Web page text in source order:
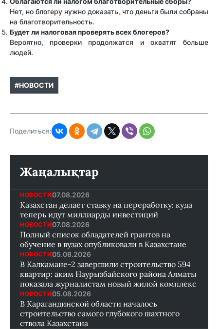
Нет, но блогеру нужно доказать, что деньги были собраны
на благотворительность.
Будет ли налоговая проверять всех блогеров?
Вероятно, проверки продолжатся и охватят больше
людей.
#НОВОСТИ
Поделиться:
Жаңалықтар
НОВОСТИ 07.08.2026
Казахстан делает ставку на переработку: куда
теперь идут миллиарды инвестиций
НОВОСТИ 07.08.2026
Полный список обладателей грантов на
обучение в вузах опубликовали в Казахстане
НОВОСТИ 05.08.2026
В Калкамане-2 завершили строительство 594
квартир: аким Наурызбайского района Алматы
показала журналистам новый жилой комплекс
НОВОСТИ 05.08.2026
В Карагандинской области началось
строительство самого глубокого шахтного
ствола Казахстана